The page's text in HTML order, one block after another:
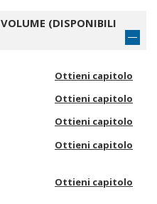
(DISPONIBILI
Ottieni capitolo
Ottieni capitolo
Ottieni capitolo
Ottieni capitolo
Ottieni capitolo